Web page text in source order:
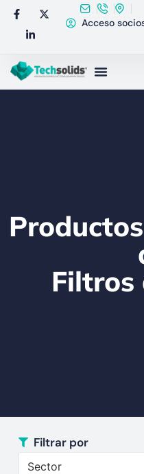
Acceso
Filtros
Filtrar por
Sector